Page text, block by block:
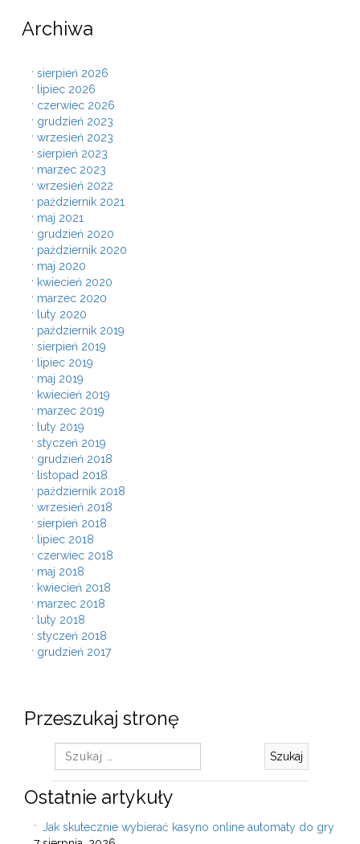
Archiwa
sierpień 2026
lipiec 2026
czerwiec 2026
grudzień 2023
wrzesień 2023
sierpień 2023
marzec 2023
wrzesień 2022
październik 2021
maj 2021
grudzień 2020
październik 2020
maj 2020
kwiecień 2020
marzec 2020
luty 2020
październik 2019
sierpień 2019
lipiec 2019
maj 2019
kwiecień 2019
marzec 2019
luty 2019
styczeń 2019
grudzień 2018
listopad 2018
październik 2018
wrzesień 2018
sierpień 2018
lipiec 2018
czerwiec 2018
maj 2018
kwiecień 2018
marzec 2018
luty 2018
styczeń 2018
grudzień 2017
Przeszukaj stronę
Szukaj:
Ostatnie artykuły
Jak skutecznie wybierać kasyno online automaty do gry